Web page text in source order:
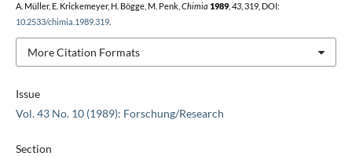
Issue
Vol. 43 No. 10 (1989): Forschung/Research
Section
A. Müller, E. Krickemeyer, H. Bögge, M. Penk, Chimia 1989, 43, 319, DOI:
10.2533/chimia.1989.319.
More Citation Formats